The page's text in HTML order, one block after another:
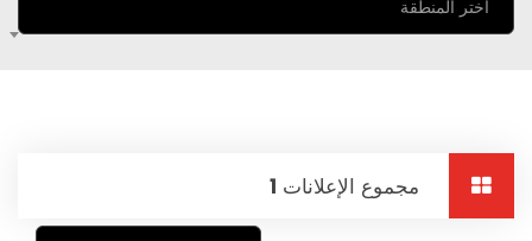
اختر المنطقة
مجموع الإعلانات 1